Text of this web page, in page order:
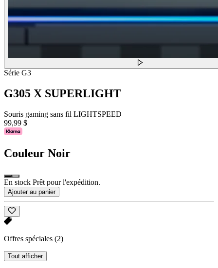
Série G3
G305 X SUPERLIGHT
Souris gaming sans fil LIGHTSPEED
99,99 $
Couleur Noir
En stock Prêt pour l'expédition.
Ajouter au panier
Offres spéciales (2)
Tout afficher